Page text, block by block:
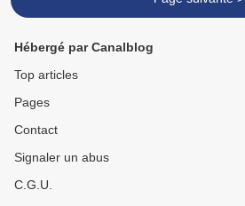
Hébergé par Canalblog
Top articles
Pages
Contact
Signaler un abus
C.G.U.